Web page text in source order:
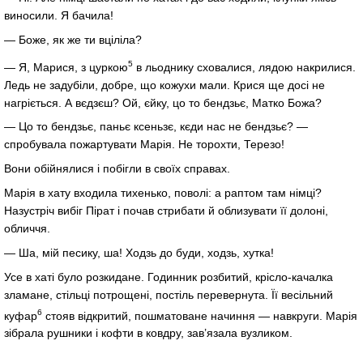
виносили. Я бачила!
— Боже, як же ти вціліла?
— Я, Марися, з цуркою5 в льоднику сховалися, лядою накрилися.
Ледь не задубіли, добре, що кожухи мали. Крися ще досі не
нагріється. А вєдзєш? Ой, єйку, цо то бендзьє, Матко Божа?
— Цо то бендзьє, паньє ксеньзє, кєди нас не бендзьє? —
спробувала пожартувати Марія. Не торохти, Терезо!
Вони обійнялися і побігли в своїх справах.
Марія в хату входила тихенько, поволі: а раптом там німці?
Назустріч вибіг Пірат і почав стрибати й облизувати її долоні,
обличчя.
— Ша, мій песику, ша! Ходзь до буди, ходзь, хутка!
Усе в хаті було розкидане. Годинник розбитий, крісло-качалка
зламане, стільці потрощені, постіль перевернута. Її весільний
куфар6 стояв відкритий, пошматоване начиння — навкруги. Марія
зібрала рушники і кофти в ковдру, зав’язала вузликом.